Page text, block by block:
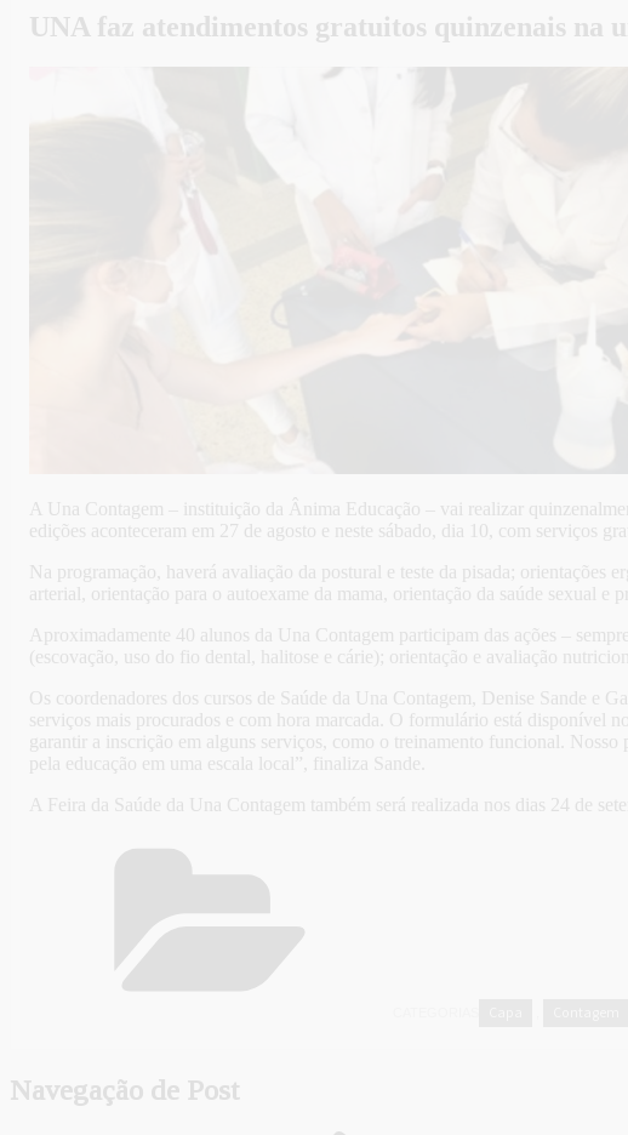
UNA faz atendimentos gratuitos quinzenais na
A Una Contagem – instituição da Ânima Educação – vai realizar
edições aconteceram em 27 de agosto e neste sábado, dia 10, com serviços
Na programação, haverá avaliação da postural e teste da pisada;
arterial, orientação para o autoexame da mama, orientação da saúde sexual
Aproximadamente 40 alunos da Una Contagem participam das ações –
(escovação, uso do fio dental, halitose e cárie); orientação e avaliação
Os coordenadores dos cursos de Saúde da Una Contagem, Denise Sande e
serviços mais procurados e com hora marcada. O formulário está disponível
garantir a inscrição em alguns serviços, como o treinamento funcional.
pela educação em uma escala local”, finaliza Sande.
A Feira da Saúde da Una Contagem também será realizada nos dias 24 de
Navegação de Post